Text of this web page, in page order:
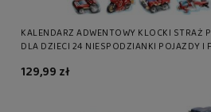
KALENDARZ ADWENTOWY KLOCKI STRAŻ
DLA DZIECI 24 NIESPODZIANKI POJAZDY I
129,99 zł